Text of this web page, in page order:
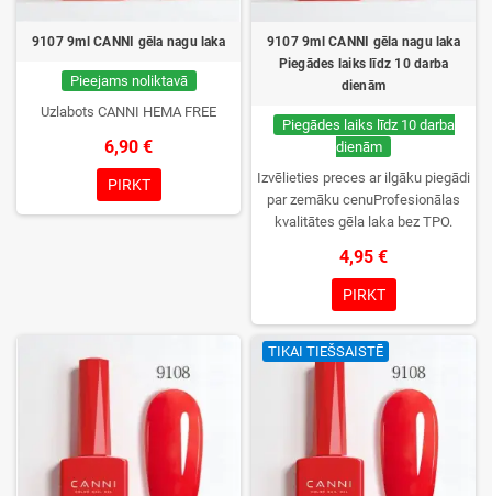
9107 9ml CANNI gēla nagu laka
Pieejams noliktavā
Uzlabots CANNI HEMA FREE
6,90 €
PIRKT
9107 9ml CANNI gēla nagu laka
Piegādes laiks līdz 10 darba
dienām
Piegādes laiks līdz 10 darba
dienām
Izvēlieties preces ar ilgāku piegādi
par zemāku cenuProfesionālas
kvalitātes gēla laka bez TPO.
izvēle, lieliska sacietēšana
UV/LED lampās un ilgstoša
noturība. Katrs flakons iepakots
kastītē – pirmo reizi to atvērsiet
tikai jūs.
4,95 €
PIRKT
TIKAI TIEŠSAISTĒ